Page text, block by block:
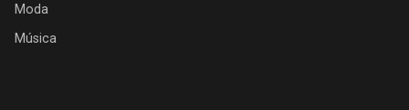
Moda
Música